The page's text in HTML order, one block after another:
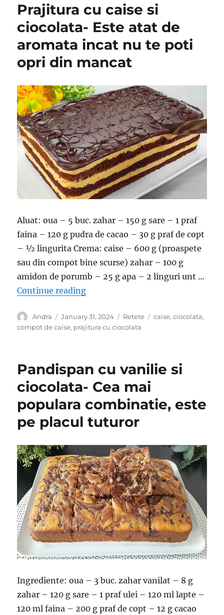
Prajitura cu caise si
ciocolata- Este atat de
aromata incat nu te poti
opri din mancat
Aluat: oua – 5 buc. zahar – 150 g sare – 1 praf
faina – 120 g pudra de cacao – 30 g praf de copt
– ½ lingurita Crema: caise – 600 g (proaspete
sau din compot bine scurse) zahar – 100 g
amidon de porumb – 25 g apa – 2 linguri unt …
Continue reading“Prajitura cu caise si ciocolata-
Author
Andra
Posted
on
January 31, 2024 Categories
Retete Tags
caise,ciocolata,
compot de caise, prajitura cu ciocolata
Pandispan cu vanilie si
ciocolata- Cea mai
populara combinatie, este
pe placul tuturor
Ingrediente: oua – 3 buc. zahar vanilat – 8 g
zahar – 120 g sare – 1 praf ulei – 120 ml lapte –
120 ml faina – 200 g praf de copt – 12 g cacao